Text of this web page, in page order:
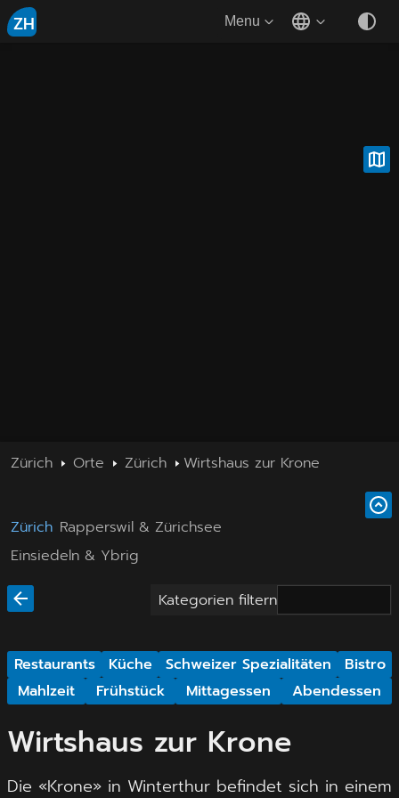
ZH Menu
Zürich Orte Zürich Wirtshaus zur Krone
Zürich Rapperswil & Zürichsee
Einsiedeln & Ybrig
Kategorien filtern
Restaurants Küche Schweizer Spezialitäten
Bistro
Mahlzeit
Frühstück Mittagessen Abendessen
Wirtshaus zur Krone
Die «Krone» in Winterthur befindet sich in einem